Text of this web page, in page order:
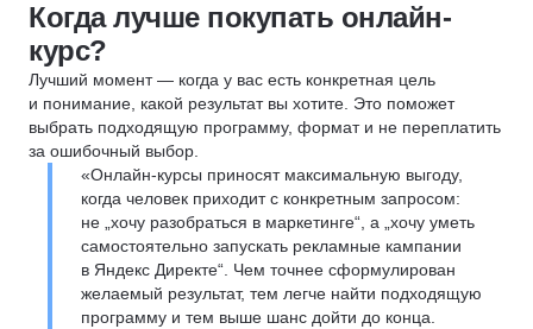
Когда лучше покупать онлайн-
курс?
Лучший момент — когда у вас есть конкретная цель
и понимание, какой результат вы хотите. Это поможет
выбрать подходящую программу, формат и не переплатить
за ошибочный выбор.
«Онлайн-курсы приносят максимальную выгоду,
когда человек приходит с конкретным запросом:
не „хочу разобраться в маркетинге“, а „хочу уметь
самостоятельно запускать рекламные кампании
в Яндекс Директе“. Чем точнее сформулирован
желаемый результат, тем легче найти подходящую
программу и тем выше шанс дойти до конца.